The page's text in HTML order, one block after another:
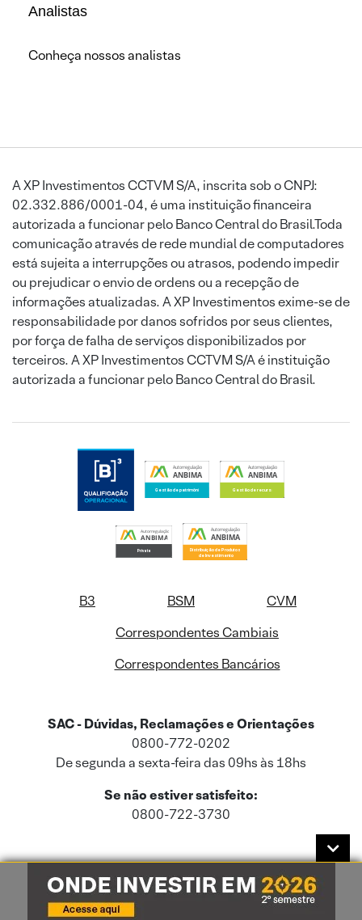
Analistas
Conheça nossos analistas
A XP Investimentos CCTVM S/A, inscrita sob o CNPJ:
02.332.886/0001-04, é uma instituição financeira
autorizada a funcionar pelo Banco Central do Brasil.Toda
comunicação através de rede mundial de computadores
está sujeita a interrupções ou atrasos, podendo impedir
ou prejudicar o envio de ordens ou a recepção de
informações atualizadas. A XP Investimentos exime-se de
responsabilidade por danos sofridos por seus clientes,
por força de falha de serviços disponibilizados por
terceiros. A XP Investimentos CCTVM S/A é instituição
autorizada a funcionar pelo Banco Central do Brasil.
B3 BSM
CVM
Correspondentes Cambiais
Correspondentes Bancários
SAC - Dúvidas, Reclamações e Orientações
0800-772-0202
De segunda a sexta-feira das 09hs às 18hs
Se não estiver satisfeito:
0800-722-3730
Este site usa cookies e dados pessoais de acordo com a nossaPolítica de
Cookies
e a nossaPolítica de Privacidade.